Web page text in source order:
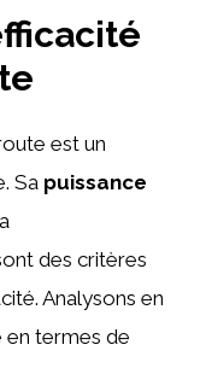
est un
Sa puissance
des critères
Analysons en
en termes de